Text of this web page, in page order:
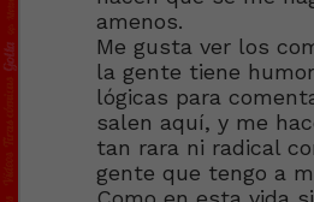
amenos.
Me gusta ver los
la gente tiene
lógicas para
salen aquí, y me
tan rara ni radical
gente que tengo a